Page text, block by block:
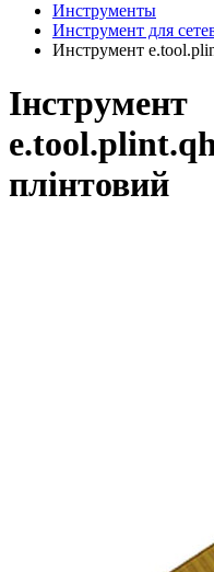
Инструменты
Инструмент для
Инструмент
Інструмент
плінтовий